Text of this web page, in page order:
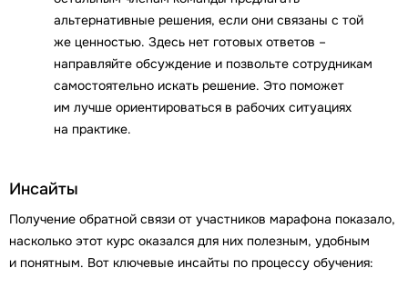
альтернативные решения, если они связаны с той
же ценностью. Здесь нет готовых ответов –
направляйте обсуждение и позвольте сотрудникам
самостоятельно искать решение. Это поможет
им лучше ориентироваться в рабочих ситуациях
на практике.
Инсайты
Получение обратной связи от участников марафона показало,
насколько этот курс оказался для них полезным, удобным
и понятным. Вот ключевые инсайты по процессу обучения: